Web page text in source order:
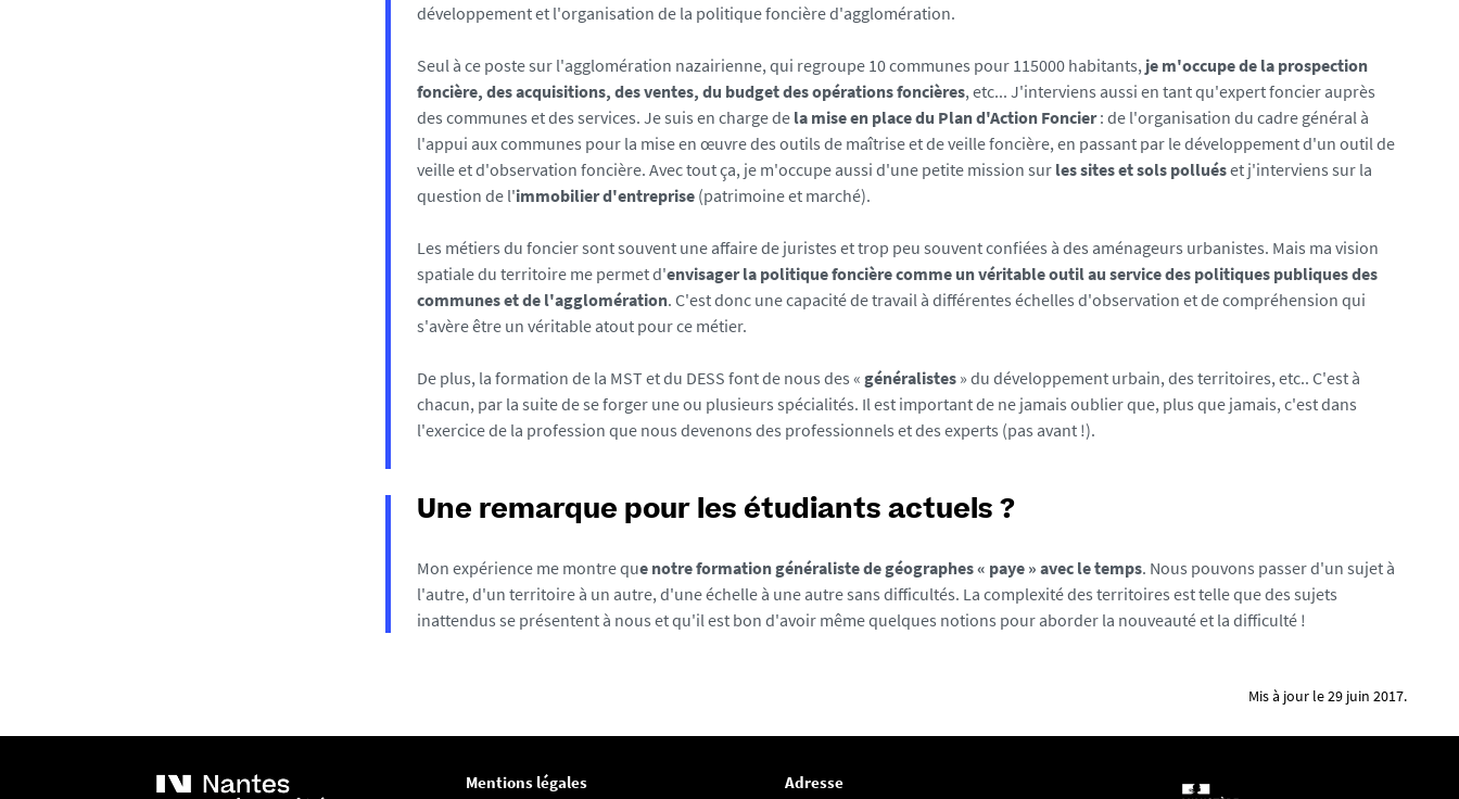
développement et l'organisation de la politique foncière d'agglomération.
Seul à ce poste sur l'agglomération nazairienne, qui regroupe 10 communes pour 115000 habitants, je m'occupe de la prospection
foncière, des acquisitions, des ventes, du budget des opérations foncières, etc... J'interviens aussi en tant qu'expert foncier auprès
des communes et des services. Je suis en charge de la mise en place du Plan d'Action Foncier: de l'organisation du cadre général à
l'appui aux communes pour la mise en œuvre des outils de maîtrise et de veille foncière, en passant par le développement d'un outil de
veille et d'observation foncière. Avec tout ça, je m'occupe aussi d'une petite mission sur les sites et sols polluéset j'interviens sur la
question de l'immobilier d'entreprise (patrimoine et marché).
Les métiers du foncier sont souvent une affaire de juristes et trop peu souvent confiées à des aménageurs urbanistes. Mais ma vision
spatiale du territoire me permet d'envisager la politique foncière comme un véritable outil au service des politiques publiques des
communes et de l'agglomération. C'est donc une capacité de travail à différentes échelles d'observation et de compréhension qui
s'avère être un véritable atout pour ce métier.
De plus, la formation de la MST et du DESS font de nous des « généralistes » du développement urbain, des territoires, etc.. C'est à
chacun, par la suite de se forger une ou plusieurs spécialités. Il est important de ne jamais oublier que, plus que jamais, c'est dans
l'exercice de la profession que nous devenons des professionnels et des experts (pas avant !).
Une remarque pour les étudiants actuels ?
Mon expérience me montre que notreformation généraliste de géographes « paye » avec le temps. Nous pouvons passer d'un sujet à
l'autre, d'un territoire à un autre, d'une échelle à une autre sans difficultés. La complexité des territoires est telle que des sujets
inattendus se présentent à nous et qu'il est bon d'avoir même quelques notions pour aborder la nouveauté et la difficulté !
Mis à jour le 29 juin 2017.
Mentions légales Adresse